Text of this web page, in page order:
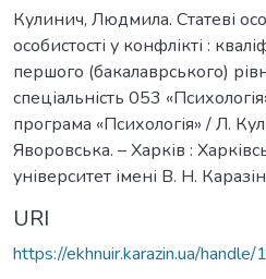
Кулинич, Людмила. Статеві
особистості у конфлікті :
першого (бакалаврського)
спеціальність 053
програма «Психологія» / Л.
Яворовська. – Харків :
університет імені В. Н.
URI
https://ekhnuir.karazin.ua/